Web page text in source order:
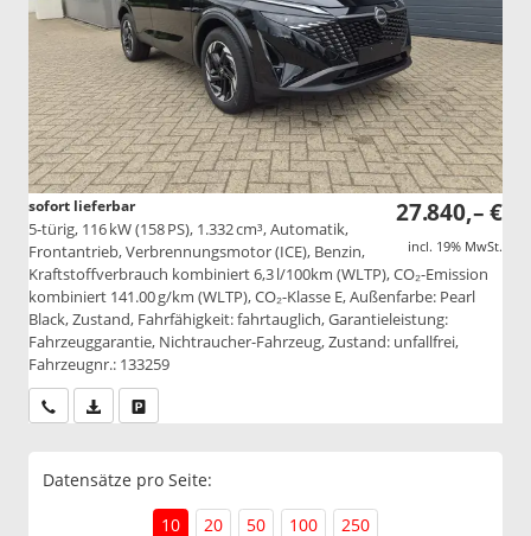
27.840,– €
incl. 19% MwSt.
sofort lieferbar
5-türig, 116 kW (158 PS), 1.332 cm³, Automatik,
Frontantrieb, Verbrennungsmotor (ICE), Benzin,
Kraftstoffverbrauch kombiniert 6,3 l/100km (WLTP), CO₂-Emission
kombiniert 141.00 g/km (WLTP), CO₂-Klasse E, Außenfarbe: Pearl
Black, Zustand, Fahrfähigkeit: fahrtauglich, Garantieleistung:
Fahrzeuggarantie, Nichtraucher-Fahrzeug, Zustand: unfallfrei,
Fahrzeugnr.: 133259
Wir rufen Sie anPDF-Datei, Fahrzeugexposé drucken
Datensätze pro Seite:
10
20 50 100 250